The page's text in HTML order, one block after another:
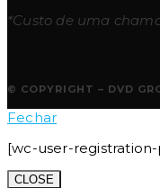
*Custo de uma
© COPYRIGHT – DVD
Fechar
[wc-user-
CLOSE